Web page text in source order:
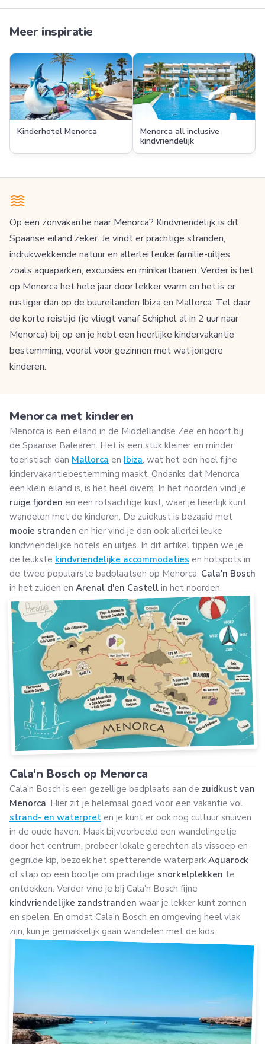
Meer inspiratie
Kinderhotel Menorca
Menorca all inclusive
kindvriendelijk
Op een zonvakantie naar Menorca? Kindvriendelijk is dit
Spaanse eiland zeker. Je vindt er prachtige stranden,
indrukwekkende natuur en allerlei leuke familie-uitjes,
zoals aquaparken, excursies en minikartbanen. Verder is het
op Menorca het hele jaar door lekker warm en het is er
rustiger dan op de buureilanden Ibiza en Mallorca. Tel daar
de korte reistijd (je vliegt vanaf Schiphol al in 2 uur naar
Menorca) bij op en je hebt een heerlijke kindervakantie
bestemming, vooral voor gezinnen met wat jongere
kinderen.
Menorca met kinderen
Menorca is een eiland in de Middellandse Zee en hoort bij
de Spaanse Balearen. Het is een stuk kleiner en minder
toeristisch dan Mallorca en Ibiza, wat het een heel fijne
kindervakantiebestemming maakt. Ondanks dat Menorca
een klein eiland is, is het heel divers. In het noorden vind je
ruige fjorden en een rotsachtige kust, waar je heerlijk kunt
wandelen met de kinderen. De zuidkust is bezaaid met
mooie stranden en hier vind je dan ook allerlei leuke
kindvriendelijke hotels en uitjes. In dit artikel tippen we je
de leukste kindvriendelijke accommodaties en hotspots in
de twee populairste badplaatsen op Menorca: Cala'n Bosch
in het zuiden en Arenal d'en Castell in het noorden.
Cala'n Bosch op Menorca
Cala'n Bosch is een gezellige badplaats aan de zuidkust van
Menorca. Hier zit je helemaal goed voor een vakantie vol
strand- en waterpret en je kunt er ook nog cultuur snuiven
in de oude haven. Maak bijvoorbeeld een wandelingetje
door het centrum, probeer lokale gerechten als vissoep en
gegrilde kip, bezoek het spetterende waterpark Aquarock
of stap op een bootje om prachtige snorkelplekken te
ontdekken. Verder vind je bij Cala'n Bosch fijne
kindvriendelijke zandstranden waar je lekker kunt zonnen
en spelen. En omdat Cala'n Bosch en omgeving heel vlak
zijn, kun je gemakkelijk gaan wandelen met de kids.